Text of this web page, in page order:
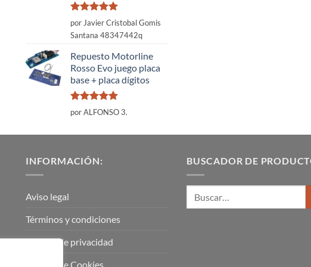
Valorado
con
por Javier Cristobal Gomis
Santana 48347442q
Repuesto Motorline
Rosso Evo juego placa
base + placa dígitos
Valorado
con
por ALFONSO 3.
INFORMACIÓN:
Aviso legal
Términos y condiciones
Política de privacidad
Política de Cookies
BUSCADOR DE